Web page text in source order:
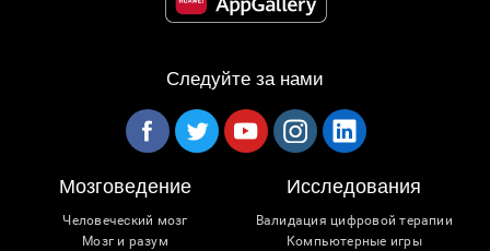
Следуйте за нами
Мозговедение
Человеческий мозг
Мозг и разум
Исследования
Валидация цифровой терапии
Компьютерные игры